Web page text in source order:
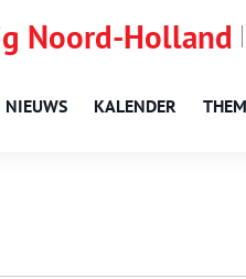
Noord-Holland
NIEUWS KALENDER